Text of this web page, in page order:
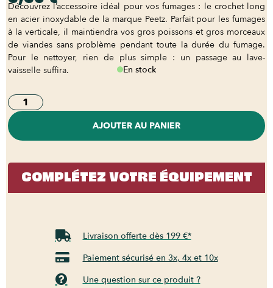
Découvrez l’accessoire idéal pour vos fumages : le crochet long
en acier inoxydable de la marque Peetz. Parfait pour les fumages
à la verticale, il maintiendra vos gros poissons et gros morceaux
de viandes sans problème pendant toute la durée du fumage.
Pour le nettoyer, rien de plus simple : un passage au lave-
vaisselle suffira.
En stock
AJOUTER AU PANIER
COMPLÉTEZ VOTRE ÉQUIPEMENT
Livraison offerte dès 199 €*
Paiement sécurisé en 3x, 4x et 10x
Une question sur ce produit ?